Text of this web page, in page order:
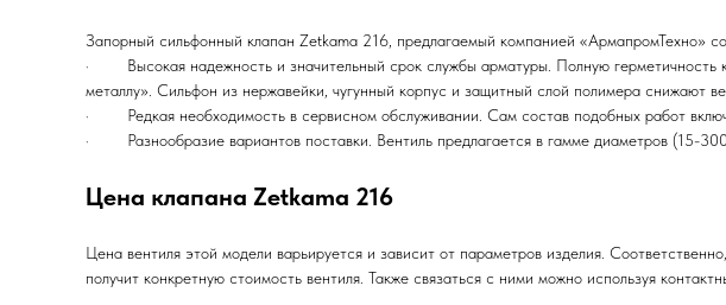
Запорный сильфонный клапан Zetkama 216, предлагаемый компанией «АрмапромТехно»
· Высокая надежность и значительный срок службы арматуры. Полную герметичность
металлу». Сильфон из нержавейки, чугунный корпус и защитный слой полимера снижают
· Редкая необходимость в сервисном обслуживании. Сам состав подобных работ
· Разнообразие вариантов поставки. Вентиль предлагается в гамме диаметров (15-
Цена клапана Zetkama 216
Цена вентиля этой модели варьируется и зависит от параметров изделия.
получит конкретную стоимость вентиля. Также связаться с ними можно используя